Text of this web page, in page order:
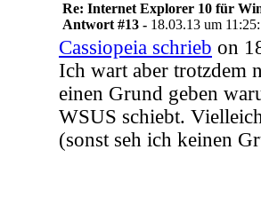
Re: Internet Explorer 10 für
Antwort #13 - 18.03.13 um
Cassiopeia schrieb on
Ich wart aber trotzdem
einen Grund geben
WSUS schiebt.
(sonst seh ich keinen